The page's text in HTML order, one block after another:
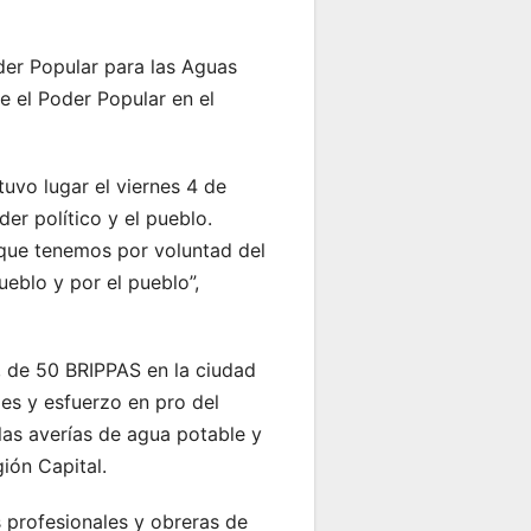
Popular para las Aguas
el Poder Popular en el
lugar el viernes 4 de
político y el pueblo.
tenemos por voluntad del
y por el pueblo”,
50 BRIPPAS en la ciudad
y esfuerzo en pro del
averías de agua potable y
Capital.
y obreras de